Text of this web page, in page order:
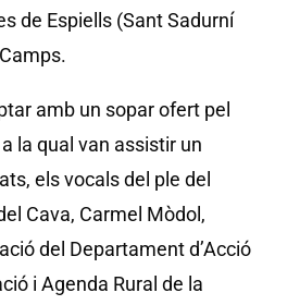
de Espiells (Sant Sadurní
amb un sopar ofert pel
la qual van assistir un
els vocals del ple del
Cava, Carmel Mòdol,
del Departament d’Acció
i Agenda Rural de la